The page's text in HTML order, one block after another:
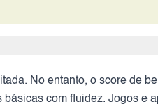
No entanto, o score de
com fluidez. Jogos e